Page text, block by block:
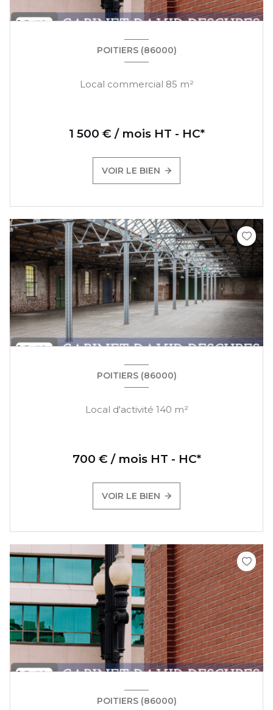
POITIERS (86000)
Local commercial 85 m²
1 500 € / mois HT - HC*
VOIR LE BIEN
POITIERS (86000)
Local d'activité 140 m²
700 € / mois HT - HC*
VOIR LE BIEN
POITIERS (86000)